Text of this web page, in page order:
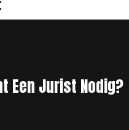
Een Jurist Nodig?